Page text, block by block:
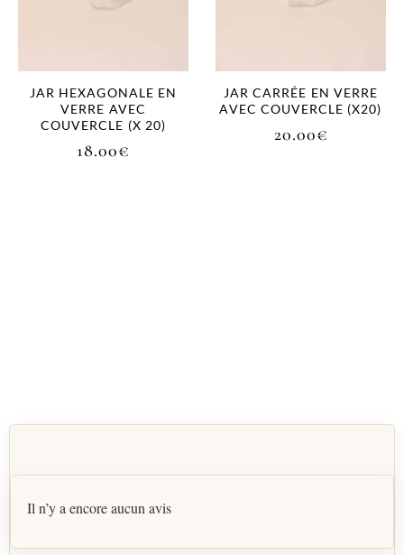
JAR HEXAGONALE EN
VERRE AVEC
COUVERCLE (X 20)
18.00€
JAR CARRÉE EN VERRE
AVEC COUVERCLE (X20)
20.00€
Il n’y a encore aucun avis